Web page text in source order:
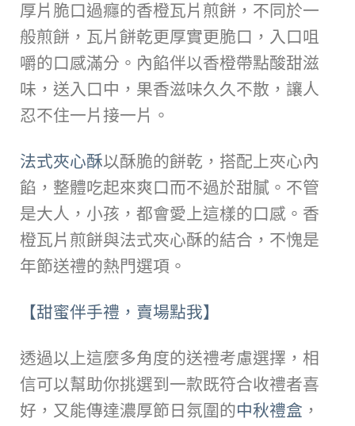
厚片脆口過癮的香橙瓦片煎餅，不同於一
般煎餅，瓦片餅乾更厚實更脆口，入口咀
嚼的口感滿分。內餡伴以香橙帶點酸甜滋
味，送入口中，果香滋味久久不散，讓人
忍不住一片接一片。
法式夾心酥以酥脆的餅乾，搭配上夾心內
餡，整體吃起來爽口而不過於甜膩。不管
是大人，小孩，都會愛上這樣的口感。香
橙瓦片煎餅與法式夾心酥的結合，不愧是
年節送禮的熱門選項。
【甜蜜伴手禮，賣場點我】
透過以上這麼多角度的送禮考慮選擇，相
信可以幫助你挑選到一款既符合收禮者喜
好，又能傳達濃厚節日氛圍的中秋禮盒 ，